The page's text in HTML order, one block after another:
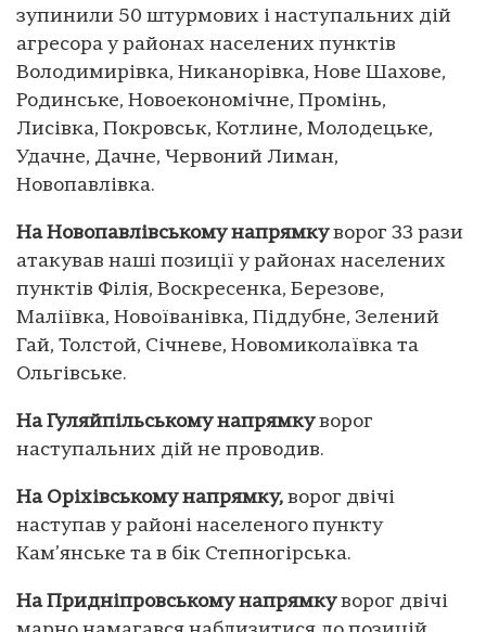
зупинили 50 штурмових і наступальних дій
агресора у районах населених пунктів
Володимирівка, Никанорівка, Нове Шахове,
Родинське, Новоекономічне, Промінь,
Лисівка, Покровськ, Котлине, Молодецьке,
Удачне, Дачне, Червоний Лиман,
Новопавлівка.
На Новопавлівському напрямкуворог 33 рази
атакував наші позиції у районах населених
пунктів Філія, Воскресенка, Березове,
Маліївка, Новоїванівка, Піддубне, Зелений
Гай, Толстой, Січневе, Новомиколаївка та
Ольгівське.
На Гуляйпільському напрямкуворог
наступальних дій не проводив.
На Оріхівському напрямку, ворог двічі
наступав у районі населеного пункту
Кам’янське та в бік Степногірська.
На Придніпровському напрямкуворог двічі